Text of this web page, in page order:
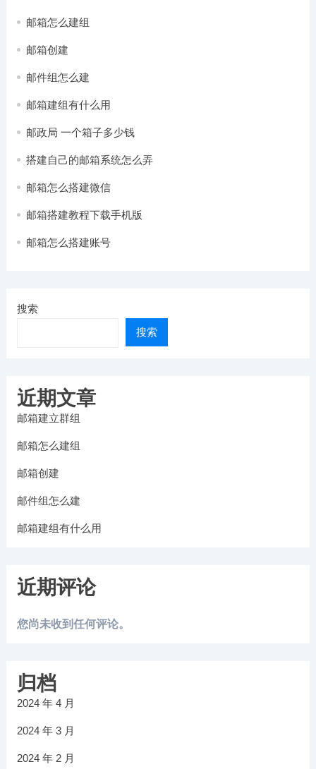
邮箱怎么建组
邮箱创建
邮件组怎么建
邮箱建组有什么用
邮政局 一个箱子多少钱
搭建自己的邮箱系统怎么弄
邮箱怎么搭建微信
邮箱搭建教程下载手机版
邮箱怎么搭建账号
搜索
搜索
近期文章
邮箱建立群组
邮箱怎么建组
邮箱创建
邮件组怎么建
邮箱建组有什么用
近期评论
您尚未收到任何评论。
归档
2024 年 4 月
2024 年 3 月
2024 年 2 月